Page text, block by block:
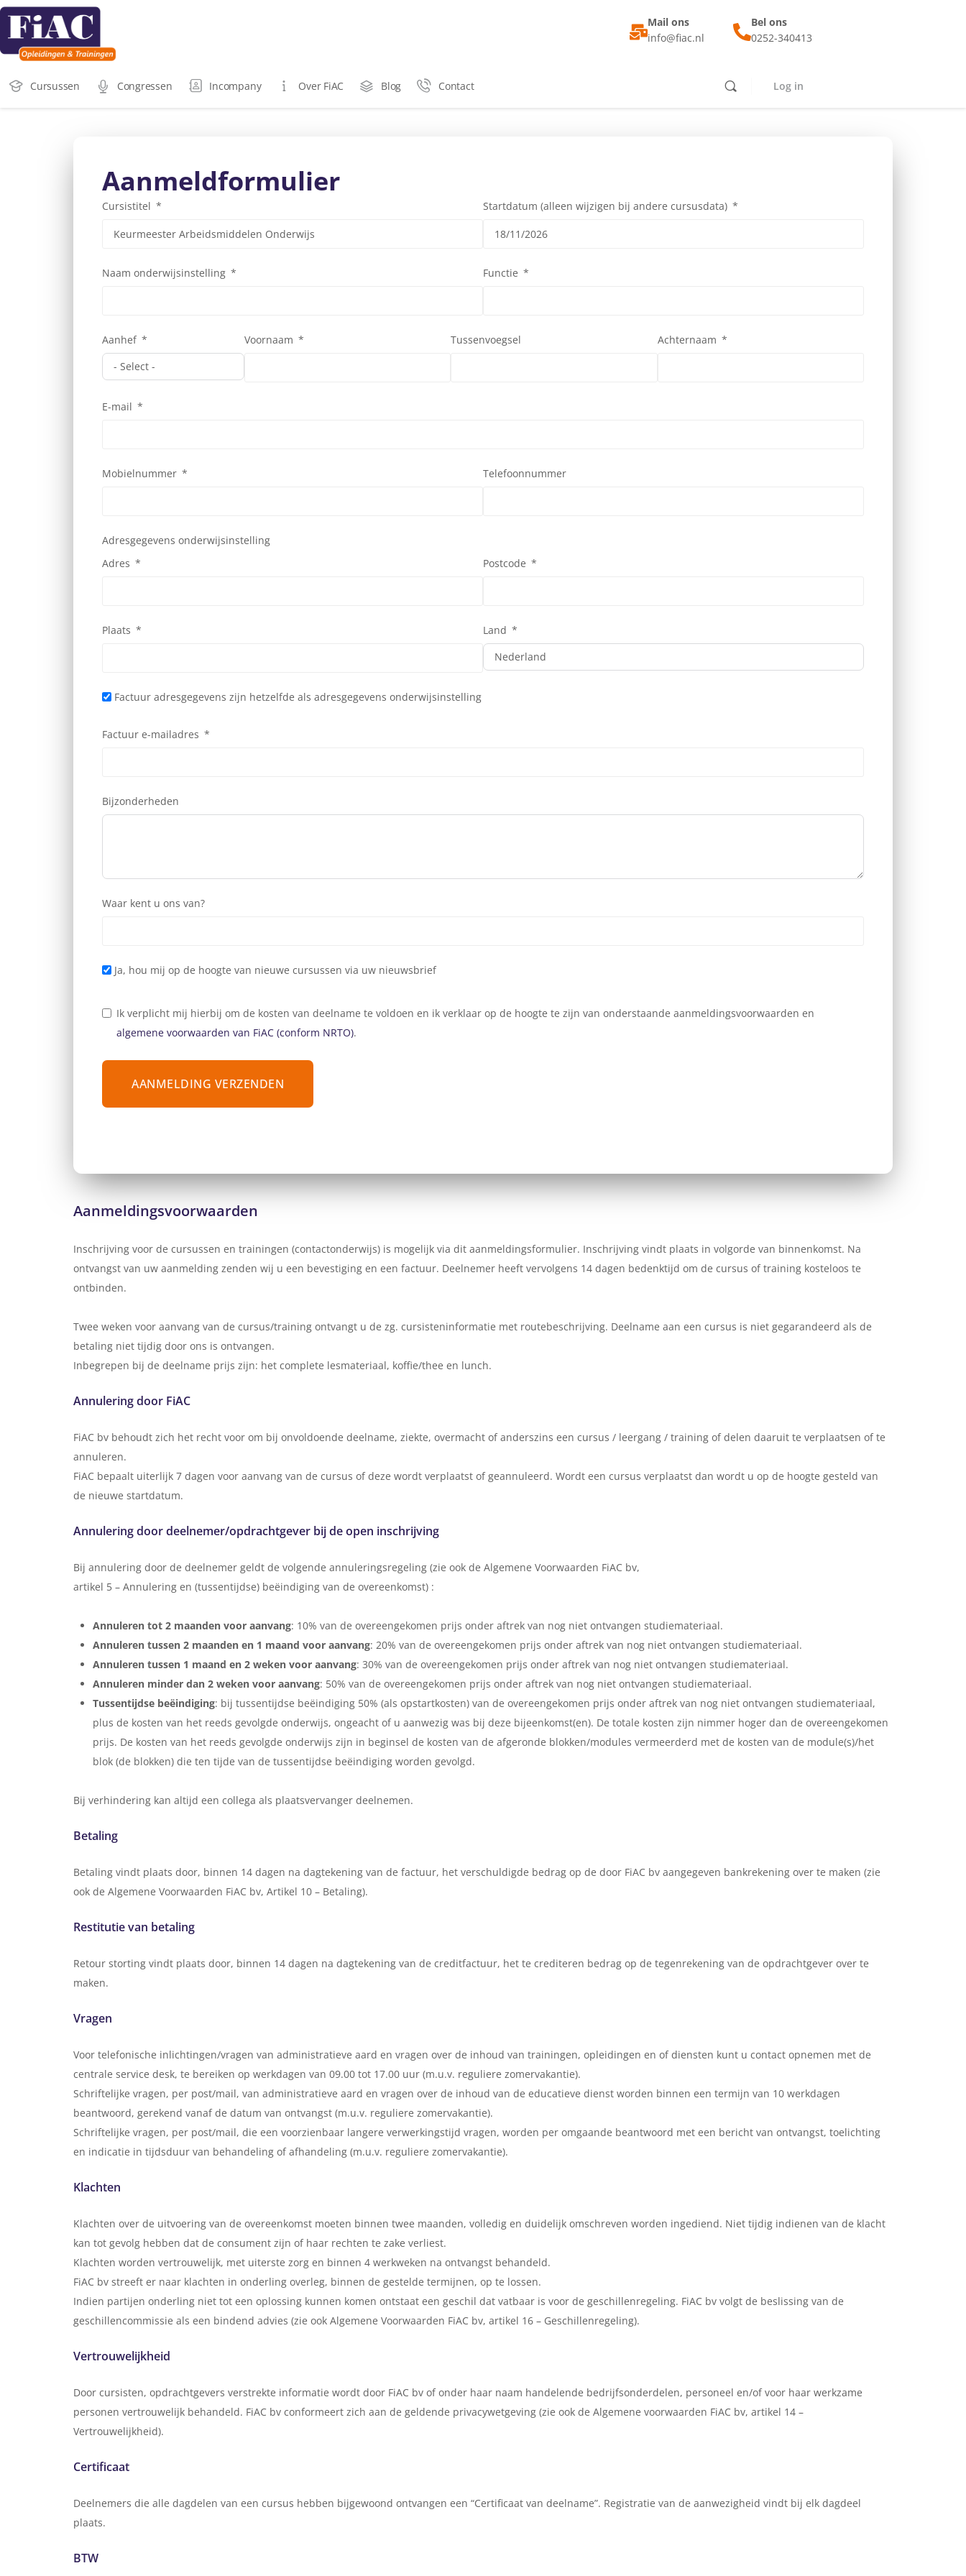
Mail ons
info@fiac.nl
Bel ons
0252-340413
Cursussen Congressen Incompany Over FiAC Blog Contact Log in
Aanmeldformulier
Cursistitel
Naam onderwijsinstelling
Startdatum (alleen wijzigen bij andere cursusdata)
Functie
Aanhef Voornaam Tussenvoegsel Achternaam
E-mail
Mobielnummer Telefoonnummer
Adresgegevens onderwijsinstelling
Adres
Postcode
Plaats Land
Factuur adresgegevens zijn hetzelfde als adresgegevens onderwijsinstelling
Factuur e-mailadres
Bijzonderheden
Waar kent u ons van?
Ja, hou mij op de hoogte van nieuwe cursussen via uw nieuwsbrief
Ik verplicht mij hierbij om de kosten van deelname te voldoen en ik verklaar op de hoogte te zijn van onderstaande aanmeldingsvoorwaarden en
algemene voorwaarden van FiAC (conform NRTO).
AANMELDING VERZENDEN
Aanmeldingsvoorwaarden
Inschrijving voor de cursussen en trainingen (contactonderwijs) is mogelijk via dit aanmeldingsformulier. Inschrijving vindt plaats in volgorde van binnenkomst. Na
ontvangst van uw aanmelding zenden wij u een bevestiging en een factuur. Deelnemer heeft vervolgens 14 dagen bedenktijd om de cursus of training kosteloos te
ontbinden.
Twee weken voor aanvang van de cursus/training ontvangt u de zg. cursisteninformatie met routebeschrijving. Deelname aan een cursus is niet gegarandeerd als de
betaling niet tijdig door ons is ontvangen.
Inbegrepen bij de deelname prijs zijn: het complete lesmateriaal, koffie/thee en lunch.
Annulering door FiAC
FiAC bv behoudt zich het recht voor om bij onvoldoende deelname, ziekte, overmacht of anderszins een cursus / leergang / training of delen daaruit te verplaatsen of te
annuleren.
FiAC bepaalt uiterlijk 7 dagen voor aanvang van de cursus of deze wordt verplaatst of geannuleerd. Wordt een cursus verplaatst dan wordt u op de hoogte gesteld van
de nieuwe startdatum.
Annulering door deelnemer/opdrachtgever bij de open inschrijving
Bij annulering door de deelnemer geldt de volgende annuleringsregeling (zie ook de Algemene Voorwaarden FiAC bv,
artikel 5 – Annulering en (tussentijdse) beëindiging van de overeenkomst) :
Annuleren tot 2 maanden voor aanvang: 10% van de overeengekomen prijs onder aftrek van nog niet ontvangen studiemateriaal.
Annuleren tussen 2 maanden en 1 maand voor aanvang: 20% van de overeengekomen prijs onder aftrek van nog niet ontvangen studiemateriaal.
Annuleren tussen 1 maand en 2 weken voor aanvang: 30% van de overeengekomen prijs onder aftrek van nog niet ontvangen studiemateriaal.
Annuleren minder dan 2 weken voor aanvang: 50% van de overeengekomen prijs onder aftrek van nog niet ontvangen studiemateriaal.
Tussentijdse beëindiging: bij tussentijdse beëindiging 50% (als opstartkosten) van de overeengekomen prijs onder aftrek van nog niet ontvangen studiemateriaal,
plus de kosten van het reeds gevolgde onderwijs, ongeacht of u aanwezig was bij deze bijeenkomst(en). De totale kosten zijn nimmer hoger dan de overeengekomen
prijs. De kosten van het reeds gevolgde onderwijs zijn in beginsel de kosten van de afgeronde blokken/modules vermeerderd met de kosten van de module(s)/het
blok (de blokken) die ten tijde van de tussentijdse beëindiging worden gevolgd.
Bij verhindering kan altijd een collega als plaatsvervanger deelnemen.
Betaling
Betaling vindt plaats door, binnen 14 dagen na dagtekening van de factuur, het verschuldigde bedrag op de door FiAC bv aangegeven bankrekening over te maken (zie
ook de Algemene Voorwaarden FiAC bv, Artikel 10 – Betaling).
Restitutie van betaling
Retour storting vindt plaats door, binnen 14 dagen na dagtekening van de creditfactuur, het te crediteren bedrag op de tegenrekening van de opdrachtgever over te
maken.
Vragen
Voor telefonische inlichtingen/vragen van administratieve aard en vragen over de inhoud van trainingen, opleidingen en of diensten kunt u contact opnemen met de
centrale service desk, te bereiken op werkdagen van 09.00 tot 17.00 uur (m.u.v. reguliere zomervakantie).
Schriftelijke vragen, per post/mail, van administratieve aard en vragen over de inhoud van de educatieve dienst worden binnen een termijn van 10 werkdagen
beantwoord, gerekend vanaf de datum van ontvangst (m.u.v. reguliere zomervakantie).
Schriftelijke vragen, per post/mail, die een voorzienbaar langere verwerkingstijd vragen, worden per omgaande beantwoord met een bericht van ontvangst, toelichting
en indicatie in tijdsduur van behandeling of afhandeling (m.u.v. reguliere zomervakantie).
Klachten
Klachten over de uitvoering van de overeenkomst moeten binnen twee maanden, volledig en duidelijk omschreven worden ingediend. Niet tijdig indienen van de klacht
kan tot gevolg hebben dat de consument zijn of haar rechten te zake verliest.
Klachten worden vertrouwelijk, met uiterste zorg en binnen 4 werkweken na ontvangst behandeld.
FiAC bv streeft er naar klachten in onderling overleg, binnen de gestelde termijnen, op te lossen.
Indien partijen onderling niet tot een oplossing kunnen komen ontstaat een geschil dat vatbaar is voor de geschillenregeling. FiAC bv volgt de beslissing van de
geschillencommissie als een bindend advies (zie ook Algemene Voorwaarden FiAC bv, artikel 16 – Geschillenregeling).
Vertrouwelijkheid
Door cursisten, opdrachtgevers verstrekte informatie wordt door FiAC bv of onder haar naam handelende bedrijfsonderdelen, personeel en/of voor haar werkzame
personen vertrouwelijk behandeld. FiAC bv conformeert zich aan de geldende privacywetgeving (zie ook de Algemene voorwaarden FiAC bv, artikel 14 –
Vertrouwelijkheid).
Certificaat
Deelnemers die alle dagdelen van een cursus hebben bijgewoond ontvangen een “Certificaat van deelname”. Registratie van de aanwezigheid vindt bij elk dagdeel
plaats.
BTW